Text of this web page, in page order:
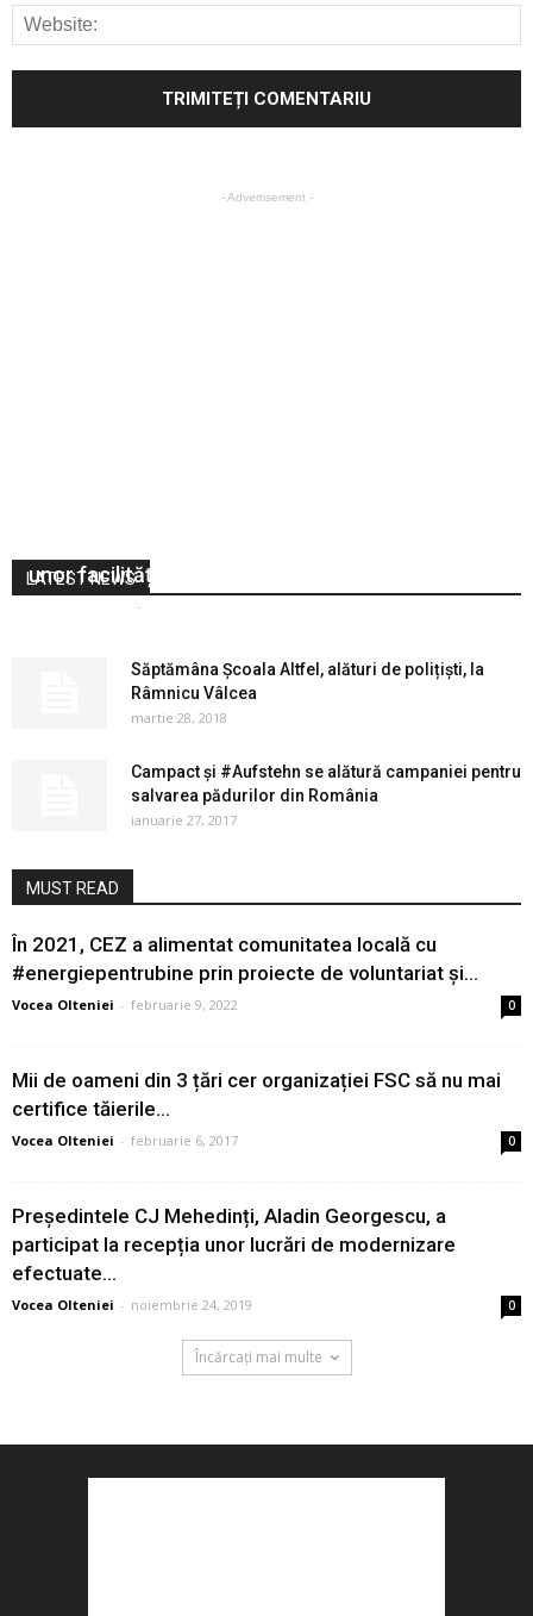
- Advertisement -
LATEST NEWS
unor facilități fiscale
-
Săptămâna Școala Altfel, alături de polițiști, la
Râmnicu Vâlcea
martie 28, 2018
Campact și #Aufstehn se alătură campaniei pentru
salvarea pădurilor din România
ianuarie 27, 2017
MUST READ
În 2021, CEZ a alimentat comunitatea locală cu
#energiepentrubine prin proiecte de voluntariat și...
Vocea Olteniei - februarie 9, 2022 0
Mii de oameni din 3 țări cer organizației FSC să nu mai
certifice tăierile...
Vocea Olteniei - februarie 6, 2017 0
Președintele CJ Mehedinți, Aladin Georgescu, a
participat la recepția unor lucrări de modernizare
efectuate...
Vocea Olteniei - noiembrie 24, 2019 0
Încărcați mai multe